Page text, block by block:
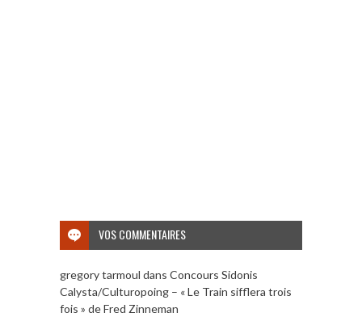
VOS COMMENTAIRES
gregory tarmoul dans Concours Sidonis
Calysta/Culturopoing – « Le Train sifflera trois
fois » de Fred Zinneman